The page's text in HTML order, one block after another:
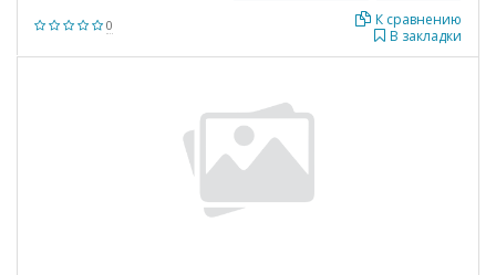
0
В закладки
К сравнению